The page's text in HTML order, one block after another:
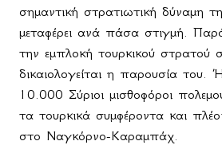
σημαντική στρατιωτική δύναμη
μεταφέρει ανά πάσα στιγμή.
την εμπλοκή τουρκικού στρατού
δικαιολογείται η παρουσία
10.000 Σύριοι μισθοφόροι
τα τουρκικά συμφέροντα και
στο Ναγκόρνο-Καραμπάχ.